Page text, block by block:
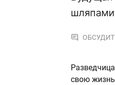
шляпами
свою жизнь